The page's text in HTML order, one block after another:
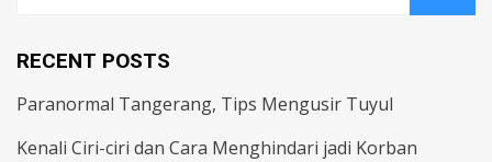
RECENT POSTS
Paranormal Tangerang, Tips Mengusir Tuyul
Kenali Ciri-ciri dan Cara Menghindari jadi Korban